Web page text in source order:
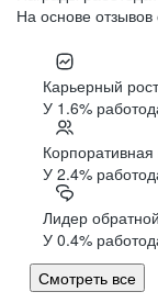
На основе отзывов
Карьерный рост
У 1.6%
Корпоративная
У 2.4%
Лидер
У 0.4%
Смотреть все